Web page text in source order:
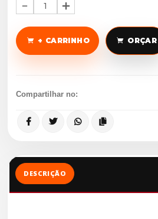
1
+ CARRINHO ORÇAR
Compartilhar no:
DESCRIÇÃO